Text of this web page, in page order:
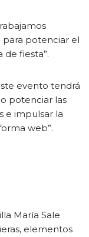
potenciar el
de fiesta”.
evento tendrá
potenciar las
e impulsar la
web”.
María Sale
elementos